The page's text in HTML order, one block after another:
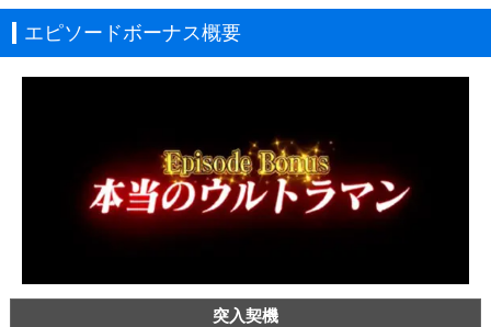
エピソードボーナス概要
突入契機